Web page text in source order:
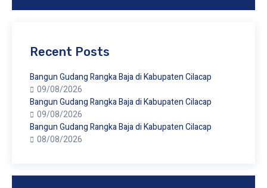
Recent Posts
Bangun Gudang Rangka Baja di Kabupaten Cilacap
09/08/2026
Bangun Gudang Rangka Baja di Kabupaten Cilacap
09/08/2026
Bangun Gudang Rangka Baja di Kabupaten Cilacap
08/08/2026